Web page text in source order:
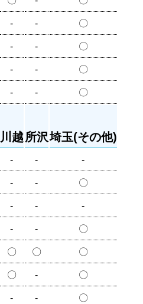
- - 〇
- - 〇
- - 〇
- - 〇
川越所沢埼玉(その他)
- - -
- - 〇
- - -
- - 〇
〇 〇 〇
〇 - 〇
- - 〇